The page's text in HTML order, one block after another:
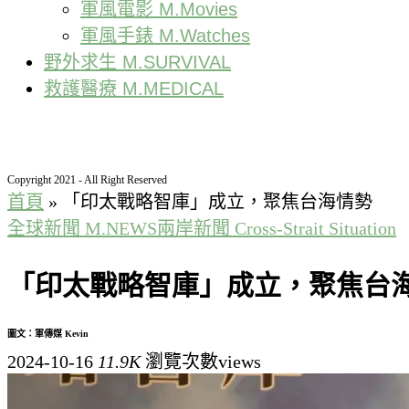
軍風電影 M.Movies
軍風手錶 M.Watches
野外求生 M.SURVIVAL
救護醫療 M.MEDICAL
Copyright 2021 - All Right Reserved
首頁 »
「印太戰略智庫」成立，聚焦台海情勢
全球新聞 M.NEWS兩岸新聞 Cross-Strait Situation
「印太戰略智庫」成立，聚焦台
圖文：軍傳媒 Kevin
2024-10-16 11.9K瀏覽次數views